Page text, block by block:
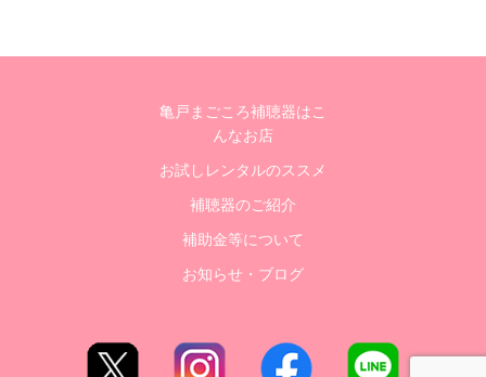
亀戸まごころ補聴器はこ
んなお店
お試しレンタルのススメ
補聴器のご紹介
補助金等について
お知らせ・ブログ